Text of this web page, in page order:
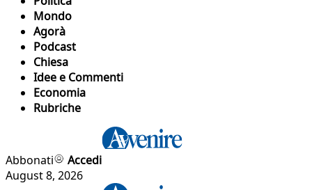
Mondo
Agorà
Podcast
Chiesa
Idee e Commenti
Economia
Rubriche
Abbonati
Accedi
August 8, 2026